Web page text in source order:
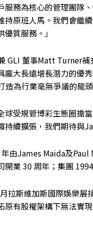
服務為核心的管理團隊
持原班人馬。我們會繼
質服務。」
GLI 董事Matt Turner
龐大長遠增長潛力的優
造為行業毫無爭議的龍頭
球受規管博彩生態圈擔
持續擴張，我們期待與
由James Maida及
開業 30 周年；集團
拉斯維加斯國際娛樂展
原有股權架構下無法實